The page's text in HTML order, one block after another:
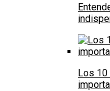
Los 10